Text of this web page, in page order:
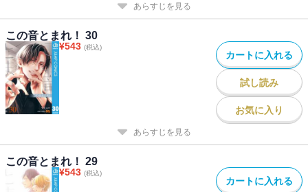
あらすじを見る
この音とまれ！ 30
¥543 (税込)
カートに入れる
試し読み
お気に入り
あらすじを見る
この音とまれ！ 29
¥543 (税込)
カートに入れる